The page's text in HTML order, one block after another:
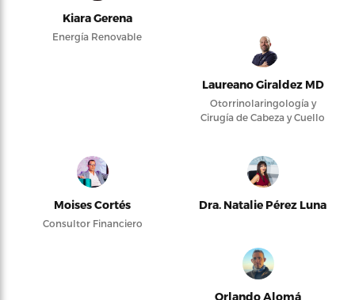
Kiara Gerena
Energía Renovable
Laureano Giraldez MD
Otorrinolaringología y
Cirugía de Cabeza y Cuello
Moises Cortés
Consultor Financiero
Dra. Natalie Pérez Luna
Orlando Alomá